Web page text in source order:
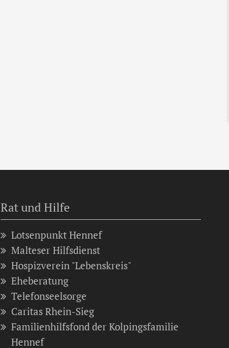
Rat und Hilfe
Lotsenpunkt Hennef
Malteser Hilfsdienst
Hospizverein "Lebenskreis"
Eheberatung
Telefonseelsorge
Caritas Rhein-Sieg
Familienhilfsfond der Kolpingsfamilie
Hennef